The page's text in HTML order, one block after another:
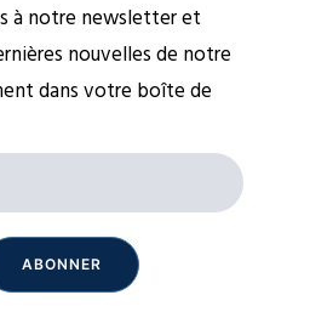
à notre newsletter et
nouvelles de notre
dans votre boîte de